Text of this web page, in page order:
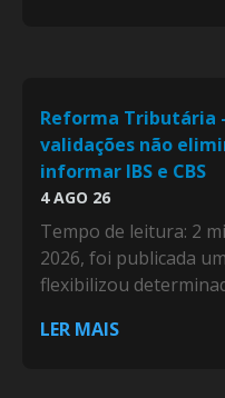
Reforma Tributária
validações não
informar IBS e CBS
4 AGO 26
Tempo de leitura: 2
2026, foi publicada
flexibilizou
LER MAIS